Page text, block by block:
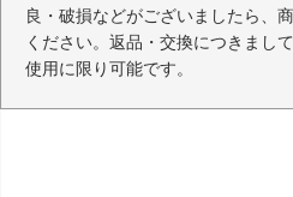
良・破損などがございましたら、
ください。返品・交換につきまし
使用に限り可能です。